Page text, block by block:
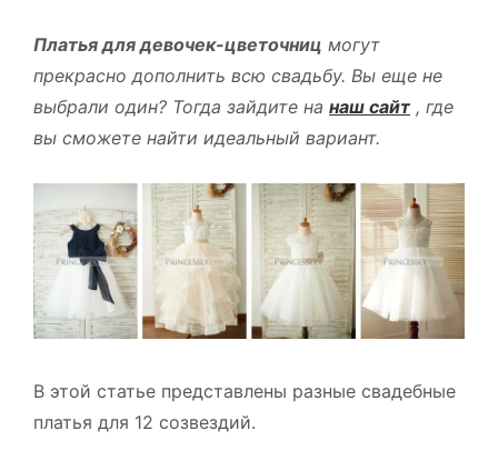
Платья для девочек-цветочниц могут
прекрасно дополнить всю свадьбу. Вы еще не
выбрали один? Тогда зайдите на наш сайт , где
вы сможете найти идеальный вариант.
В этой статье представлены разные свадебные
платья для 12 созвездий.